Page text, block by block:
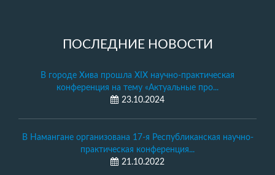
ПОСЛЕДНИЕ НОВОСТИ
В городе Хива прошла XIX научно-практическая
конференция на тему «Актуальные про...
23.10.2024
В Намангане организована 17-я Республиканская научно-
практическая конференция...
21.10.2022